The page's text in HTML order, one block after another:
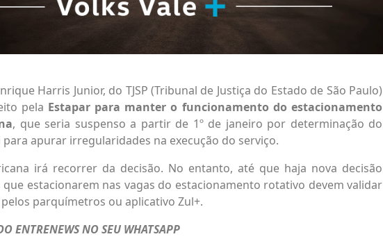
Harris Junior, do TJSP (Tribunal de Justiça do Estado de São Paulo)
pela Estapar para manter o funcionamento do estacionamento
, que seria suspenso a partir de 1º de janeiro por determinação do
apurar irregularidades na execução do serviço.
irá recorrer da decisão. No entanto, até que haja nova decisão
estacionarem nas vagas do estacionamento rotativo devem validar
parquímetros ou aplicativo Zul+.
ENTRENEWS NO SEU WHATSAPP